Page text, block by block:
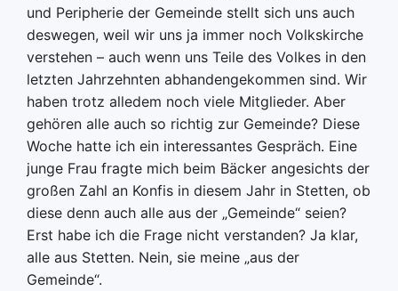
und Peripherie der Gemeinde stellt sich uns auch
deswegen, weil wir uns ja immer noch Volkskirche
verstehen – auch wenn uns Teile des Volkes in den
letzten Jahrzehnten abhandengekommen sind. Wir
haben trotz alledem noch viele Mitglieder. Aber
gehören alle auch so richtig zur Gemeinde? Diese
Woche hatte ich ein interessantes Gespräch. Eine
junge Frau fragte mich beim Bäcker angesichts der
großen Zahl an Konfis in diesem Jahr in Stetten, ob
diese denn auch alle aus der „Gemeinde“ seien?
Erst habe ich die Frage nicht verstanden? Ja klar,
alle aus Stetten. Nein, sie meine „aus der
Gemeinde“.